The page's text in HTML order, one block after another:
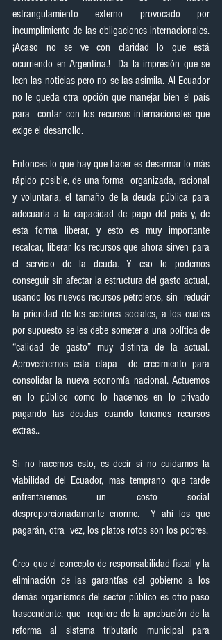
estrangulamiento externo provocado por
incumplimiento de las obligaciones internacionales.
¡Acaso no se ve con claridad lo que está
ocurriendo en Argentina.!  Da la impresión que se
leen las noticias pero no se las asimila. Al Ecuador
no le queda otra opción que manejar bien el país
para  contar con los recursos internacionales que
exige el desarrollo.
Entonces lo que hay que hacer es desarmar lo más
rápido posible, de una forma  organizada, racional
y voluntaria, el tamaño de la deuda pública para
adecuarla a la capacidad de pago del país y, de
esta forma liberar, y esto es muy importante
recalcar, liberar los recursos que ahora sirven para
el servicio de la deuda. Y eso lo podemos
conseguir sin afectar la estructura del gasto actual,
usando los nuevos recursos petroleros, sin  reducir
la prioridad de los sectores sociales, a los cuales
por supuesto se les debe someter a una política de
“calidad de gasto” muy distinta de la actual.
Aprovechemos esta etapa  de crecimiento para
consolidar la nueva economía nacional. Actuemos
en lo público como lo hacemos en lo privado
pagando las deudas cuando tenemos recursos
extras..
Si no hacemos esto, es decir si no cuidamos la
viabilidad del Ecuador, mas temprano que tarde
enfrentaremos un costo social
desproporcionadamente enorme.  Y ahí los que
pagarán, otra  vez, los platos rotos son los pobres.
Creo que el concepto de responsabilidad fiscal y la
eliminación de las garantías del gobierno a los
demás organismos del sector público es otro paso
trascendente, que  requiere de la aprobación de la
reforma al sistema tributario municipal para